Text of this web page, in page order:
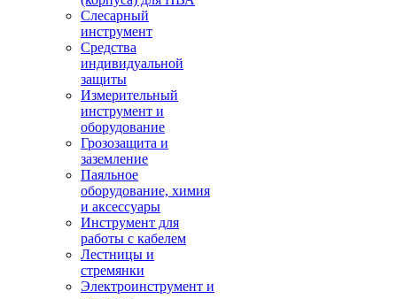
Слесарный
инструмент
Средства
индивидуальной
защиты
Измерительный
инструмент и
оборудование
Грозозащита и
заземление
Паяльное
оборудование, химия
и аксессуары
Инструмент для
работы с кабелем
Лестницы и
стремянки
Электроинструмент и